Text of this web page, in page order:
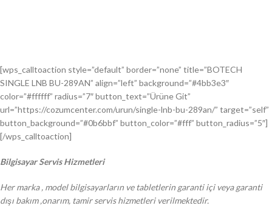
[wps_calltoaction style=”default” border=”none” title=”BOTECH
SINGLE LNB BU-289AN” align=”left” background=”#4bb3e3″
color=”#ffffff” radius=”7″ button_text=”Ürüne Git”
url=”https://cozumcenter.com/urun/single-lnb-bu-289an/” target=”self”
button_background=”#0b6bbf” button_color=”#fff” button_radius=”5″]
[/wps_calltoaction]
Bilgisayar Servis Hizmetleri
Her marka , model bilgisayarların ve tabletlerin garanti içi veya garanti
dışı bakım ,onarım, tamir servis hizmetleri verilmektedir.